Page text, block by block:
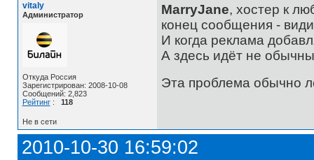
vitaly
Администратор
Откуда Россия
Зарегистрирован: 2008-10-08
Сообщений: 2,823
Рейтинг: 118
MarryJane, хостер к
конец сообщения -
И когда реклама
А здесь идёт не
Эта проблема обычно
Не в сети
2010-10-30 16:59:02